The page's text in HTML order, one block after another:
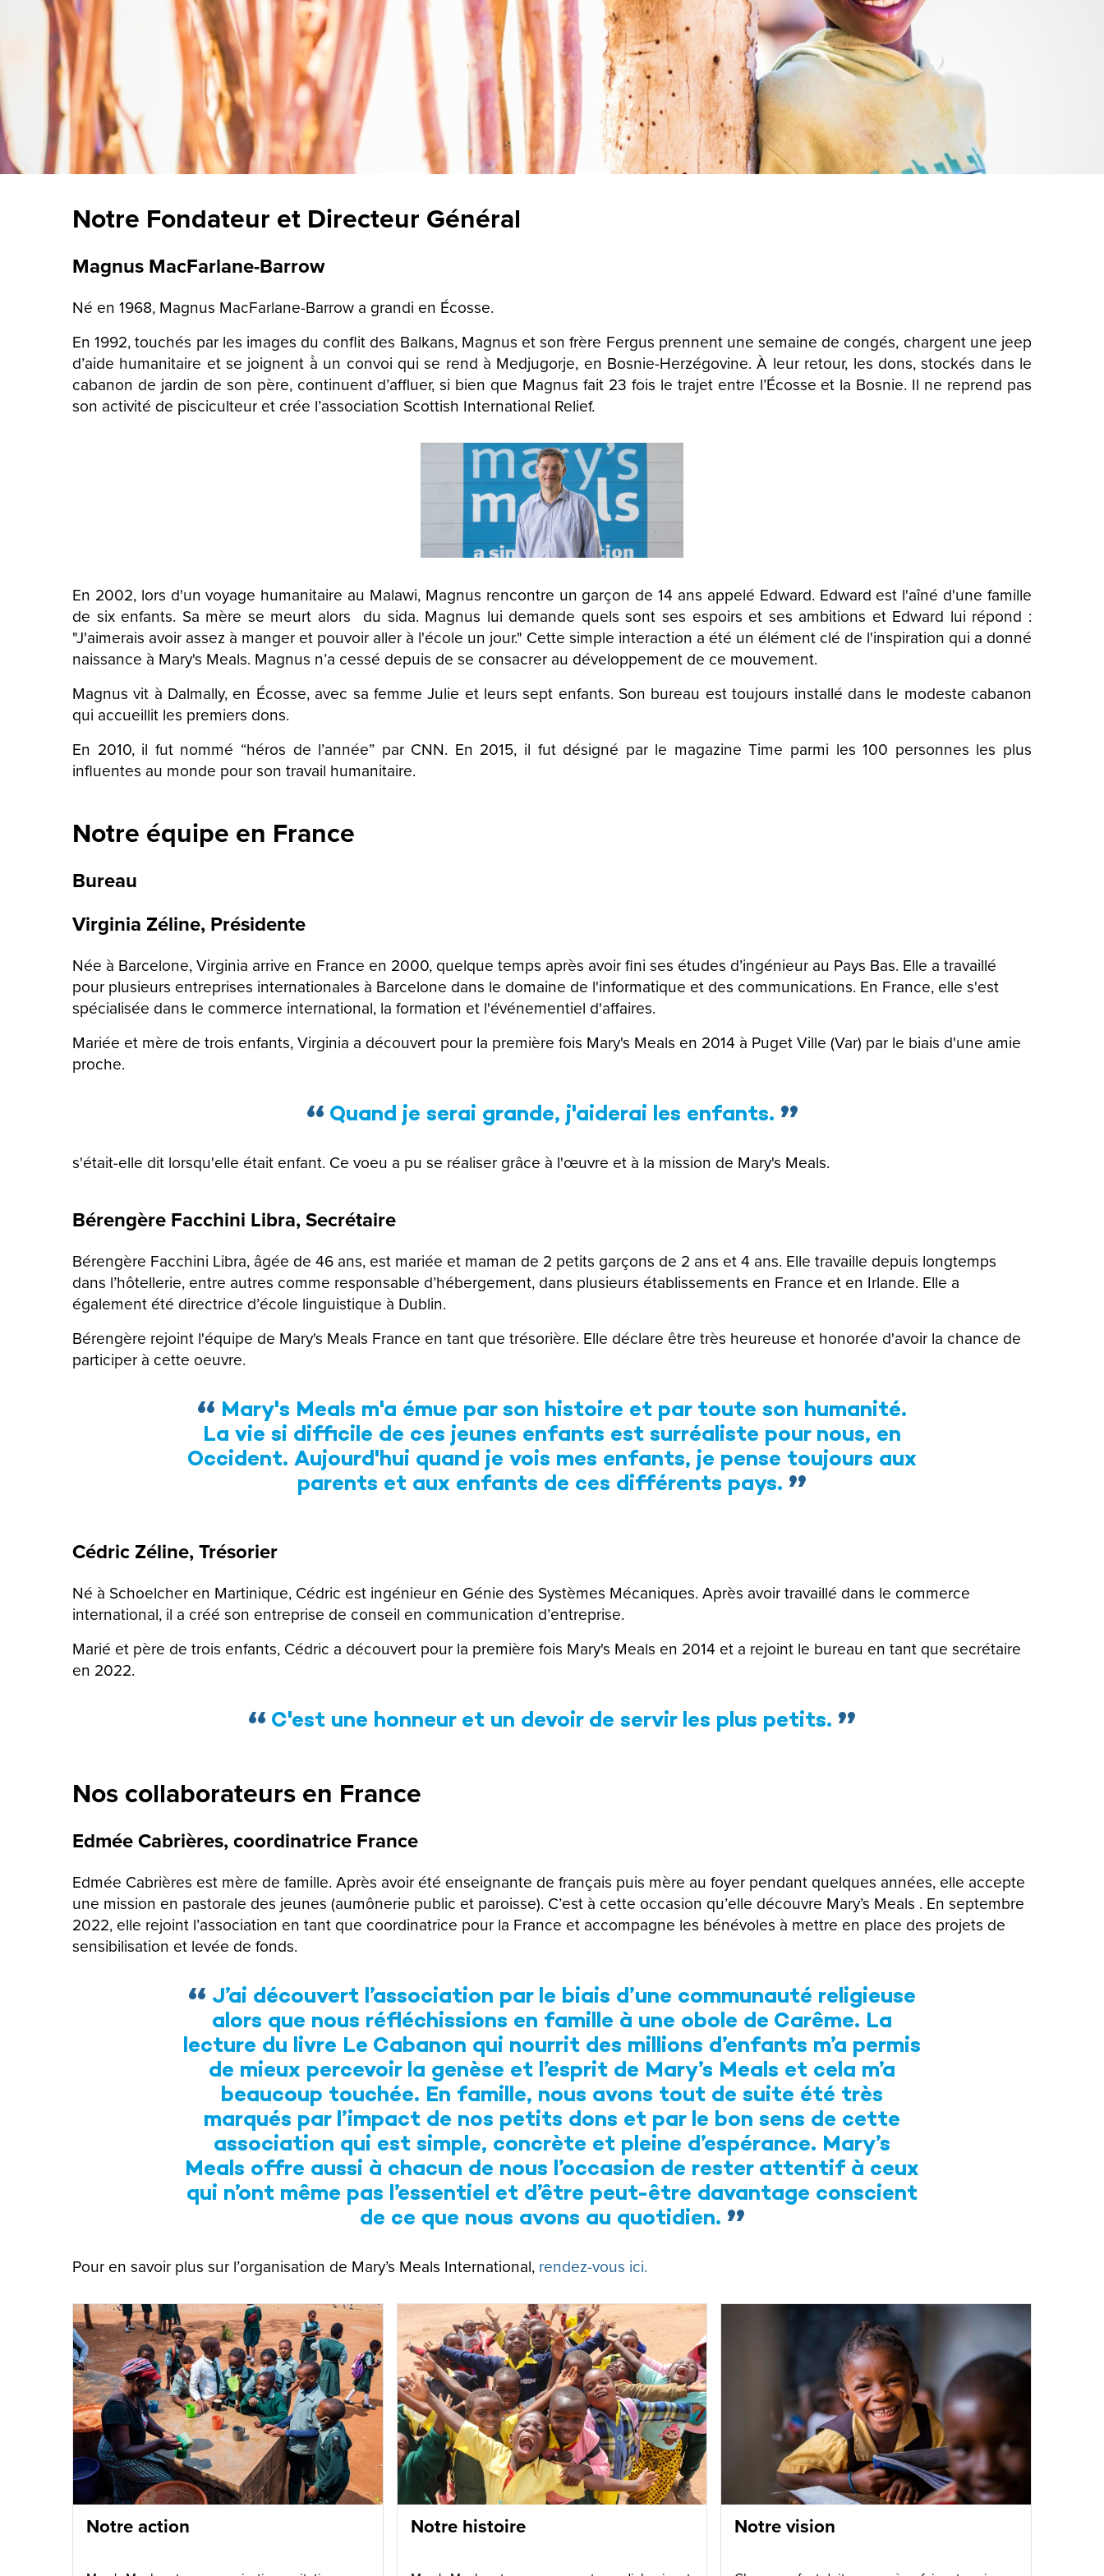
Notre Fondateur et Directeur Général
Magnus MacFarlane-Barrow
Né en 1968, Magnus MacFarlane-Barrow a grandi en Écosse.
En 1992, touchés par les images du conflit des Balkans, Magnus et son frère Fergus prennent une semaine de congés, chargent une jeep
d’aide humanitaire et se joignent à̀ un convoi qui se rend à Medjugorje, en Bosnie-Herzégovine. À leur retour, les dons, stockés dans le
cabanon de jardin de son père, continuent d’affluer, si bien que Magnus fait 23 fois le trajet entre l’Écosse et la Bosnie. Il ne reprend pas
son activité de pisciculteur et crée l’association Scottish International Relief.
En 2002, lors d'un voyage humanitaire au Malawi, Magnus rencontre un garçon de 14 ans appelé Edward. Edward est l'aîné d'une famille
de six enfants. Sa mère se meurt alors du sida. Magnus lui demande quels sont ses espoirs et ses ambitions et Edward lui répond :
"J'aimerais avoir assez à manger et pouvoir aller à l'école un jour." Cette simple interaction a été un élément clé de l'inspiration qui a donné
naissance à Mary's Meals. Magnus n’a cessé depuis de se consacrer au développement de ce mouvement.
Magnus vit à Dalmally, en Écosse, avec sa femme Julie et leurs sept enfants. Son bureau est toujours installé dans le modeste cabanon
qui accueillit les premiers dons.
En 2010, il fut nommé “héros de l’année” par CNN. En 2015, il fut désigné par le magazine Time parmi les 100 personnes les plus
influentes au monde pour son travail humanitaire.
Notre équipe en France
Bureau
Virginia Zéline, Présidente
Née à Barcelone, Virginia arrive en France en 2000, quelque temps après avoir fini ses études d’ingénieur au Pays Bas. Elle a travaillé
pour plusieurs entreprises internationales à Barcelone dans le domaine de l'informatique et des communications. En France, elle s'est
spécialisée dans le commerce international, la formation et l'événementiel d'affaires.
Mariée et mère de trois enfants, Virginia a découvert pour la première fois Mary's Meals en 2014 à Puget Ville (Var) par le biais d'une amie
proche.
Quand je serai grande, j'aiderai les enfants.
s'était-elle dit lorsqu'elle était enfant. Ce voeu a pu se réaliser grâce à l'œuvre et à la mission de Mary's Meals.
Bérengère Facchini Libra,Secrétaire
Bérengère Facchini Libra, âgée de 46 ans, est mariée et maman de 2 petits garçons de 2 ans et 4 ans. Elle travaille depuis longtemps
dans l’hôtellerie, entre autres comme responsable d’hébergement, dans plusieurs établissements en France et en Irlande. Elle a
également été directrice d’école linguistique à Dublin.
Bérengère rejoint l'équipe de Mary's Meals France en tant que trésorière. Elle déclare être très heureuse et honorée d'avoir la chance de
participer à cette oeuvre.
Mary's Meals m'a émue par son histoire et par toute son humanité.
La vie si difficile de ces jeunes enfants est surréaliste pour nous, en
Occident. Aujourd'hui quand je vois mes enfants, je pense toujours aux
parents et aux enfants de ces différents pays.
Cédric Zéline,Trésorier
Né à Schoelcher en Martinique, Cédric est ingénieur en Génie des Systèmes Mécaniques. Après avoir travaillé dans le commerce
international, il a créé son entreprise de conseil en communication d’entreprise.
Marié et père de trois enfants, Cédric a découvert pour la première fois Mary's Meals en 2014 et a rejoint le bureau en tant que secrétaire
en 2022.
C'est une honneur et un devoir de servir les plus petits.
Nos collaborateurs en France
Edmée Cabrières, coordinatrice France
Edmée Cabrières est mère de famille. Après avoir été enseignante de français puis mère au foyer pendant quelques années, elle accepte
une mission en pastorale des jeunes (aumônerie public et paroisse). C’est à cette occasion qu’elle découvre Mary’s Meals . En septembre
2022, elle rejoint l’association en tant que coordinatrice pour la France et accompagne les bénévoles à mettre en place des projets de
sensibilisation et levée de fonds.
J’ai découvert l’association par le biais d’une communauté religieuse
alors que nous réfléchissions en famille à une obole de Carême. La
lecture du livre Le Cabanon qui nourrit des millions d’enfants m’a permis
de mieux percevoir la genèse et l’esprit de Mary’s Meals et cela m’a
beaucoup touchée. En famille, nous avons tout de suite été très
marqués par l’impact de nos petits dons et par le bon sens de cette
association qui est simple, concrète et pleine d’espérance. Mary’s
Meals offre aussi à chacun de nous l’occasion de rester attentif à ceux
qui n’ont même pas l’essentiel et d’être peut-être davantage conscient
de ce que nous avons au quotidien.
Pour en savoir plus sur l’organisation de Mary’s Meals International, rendez-vous ici.
Notre action Notre histoire Notre vision